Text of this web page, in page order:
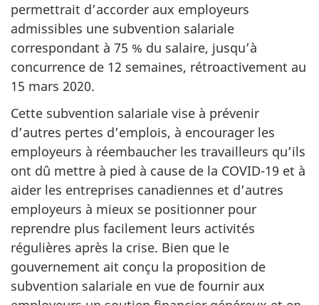
permettrait d’accorder aux employeurs
admissibles une subvention salariale
correspondant à 75 % du salaire, jusqu’à
concurrence de 12 semaines, rétroactivement au
15 mars 2020.
Cette subvention salariale vise à prévenir
d’autres pertes d’emplois, à encourager les
employeurs à réembaucher les travailleurs qu’ils
ont dû mettre à pied à cause de la COVID-19 et à
aider les entreprises canadiennes et d’autres
employeurs à mieux se positionner pour
reprendre plus facilement leurs activités
régulières après la crise. Bien que le
gouvernement ait conçu la proposition de
subvention salariale en vue de fournir aux